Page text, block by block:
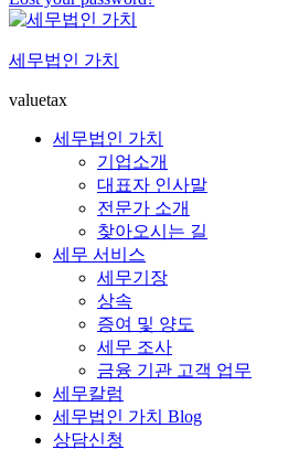
세무법인 가치
valuetax
세무법인 가치
기업소개
대표자 인사말
전문가 소개
찾아오시는 길
세무 서비스
세무기장
상속
증여 및 양도
세무 조사
금융 기관 고객 업무
세무칼럼
세무법인 가치 Blog
상담신청